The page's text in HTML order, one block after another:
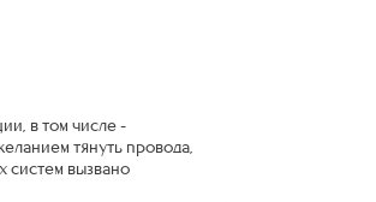
в том числе -
тянуть провода,
систем вызвано